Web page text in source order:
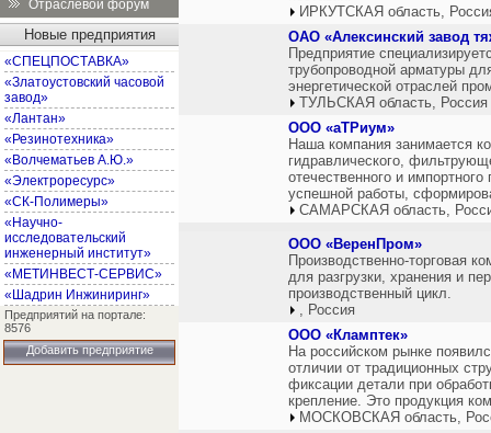
Отраслевой форум
Новые предприятия
«СПЕЦПОСТАВКА»
«Златоустовский часовой
завод»
«Лантан»
«Резинотехника»
«Волчематьев А.Ю.»
«Электроресурс»
«СК-Полимеры»
«Научно-
исследовательский
инженерный институт»
«МЕТИНВЕСТ-СЕРВИС»
«Шадрин Инжиниринг»
Предприятий на портале:
8576
Добавить предприятие
ИРКУТСКАЯ область,
ОАО «Алексинский завод
Предприятие
трубопроводной арматуры
энергетической отраслей
ТУЛЬСКАЯ область, Россия
ООО «аТРиум»
Наша компания занимается
гидравлического,
отечественного и
успешной работы,
САМАРСКАЯ область,
ООО «ВеренПром»
Производственно-торговая
для разгрузки, хранения и
производственный цикл.
, Россия
ООО «Кламптек»
На российском рынке
отличии от традиционных
фиксации детали при
крепление. Это продукция
МОСКОВСКАЯ область,